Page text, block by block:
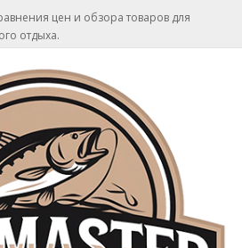
цен и обзора товаров для
отдыха.